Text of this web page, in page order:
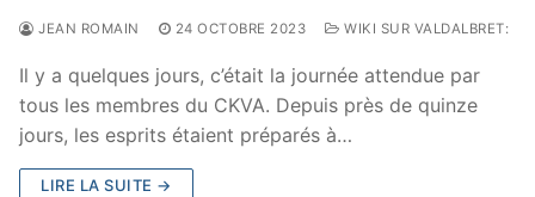
JEAN ROMAIN 24 OCTOBRE 2023 WIKI SUR VALDALBRET:
Il y a quelques jours, c’était la journée attendue par
tous les membres du CKVA. Depuis près de quinze
jours, les esprits étaient préparés à…
LIRE LA SUITE →